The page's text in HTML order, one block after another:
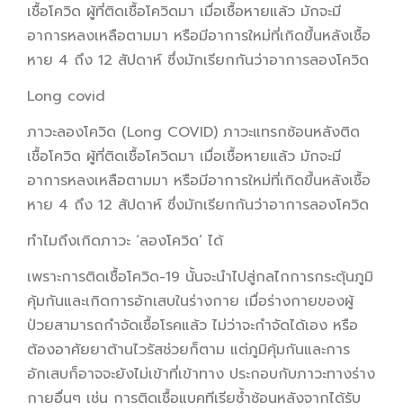
เชื้อโควิด ผู้ที่ติดเชื้อโควิดมา เมื่อเชื้อหายแล้ว มักจะมี
อาการหลงเหลือตามมา หรือมีอาการใหม่ที่เกิดขึ้นหลังเชื้อ
หาย 4 ถึง 12 สัปดาห์ ซึ่งมักเรียกกันว่าอาการลองโควิด
Long covid
ภาวะลองโควิด (Long COVID) ภาวะแทรกซ้อนหลังติด
เชื้อโควิด ผู้ที่ติดเชื้อโควิดมา เมื่อเชื้อหายแล้ว มักจะมี
อาการหลงเหลือตามมา หรือมีอาการใหม่ที่เกิดขึ้นหลังเชื้อ
หาย 4 ถึง 12 สัปดาห์ ซึ่งมักเรียกกันว่าอาการลองโควิด
ทำไมถึงเกิดภาวะ ‘ลองโควิด’ ได้
เพราะการติดเชื้อโควิด-19 นั้นจะนำไปสู่กลไกการกระตุ้นภูมิ
คุ้มกันและเกิดการอักเสบในร่างกาย เมื่อร่างกายของผู้
ป่วยสามารถกำจัดเชื้อโรคแล้ว ไม่ว่าจะกำจัดได้เอง หรือ
ต้องอาศัยยาต้านไวรัสช่วยก็ตาม แต่ภูมิคุ้มกันและการ
อักเสบก็อาจจะยังไม่เข้าที่เข้าทาง ประกอบกับภาวะทางร่าง
กายอื่นๆ เช่น การติดเชื้อแบคทีเรียซ้ำซ้อนหลังจากได้รับ